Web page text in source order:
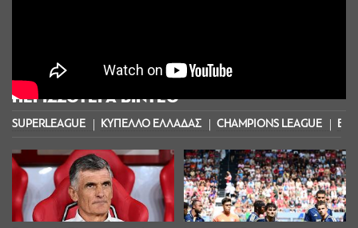
ΠΕΡΙΣΣΟΤΕΡΑ ΒΙΝΤΕΟ
SUPERLEAGUE ΚΥΠΕΛΛΟ ΕΛΛΑΔΑΣ CHAMPIONS LEAGUE